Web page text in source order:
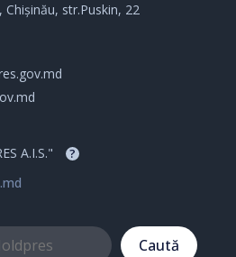
str.Puskin, 22
A.I.S." ?
Caută